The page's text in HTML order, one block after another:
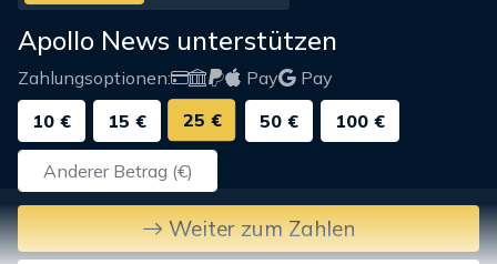
Apollo News unterstützen
Zahlungsoptionen: Pay
Pay
10 €
15 € 25 € 50 € 100 €
Weiter zum Zahlen